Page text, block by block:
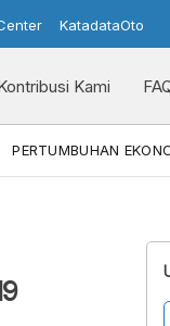
KatadataOto
Kami
PERTUMBUHAN